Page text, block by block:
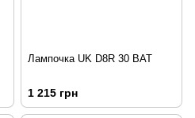
Лампочка UK D8R 30 ВАТ
1 215 грн